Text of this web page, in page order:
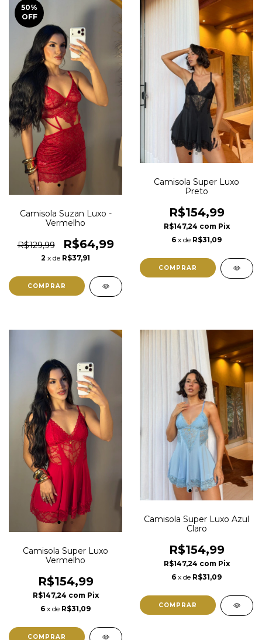
50%
OFF
Camisola Suzan Luxo -
Vermelho
R$129,99 R$64,99
2 x de R$37,91
COMPRAR
Camisola Super Luxo
Preto
R$154,99
R$147,24 com Pix
6 x de R$31,09
COMPRAR
Camisola Super Luxo
Vermelho
R$154,99
R$147,24 com Pix
6 x de R$31,09
COMPRAR
Camisola Super Luxo Azul
Claro
R$154,99
R$147,24 com Pix
6 x de R$31,09
COMPRAR